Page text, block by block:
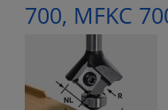
700, MFKC